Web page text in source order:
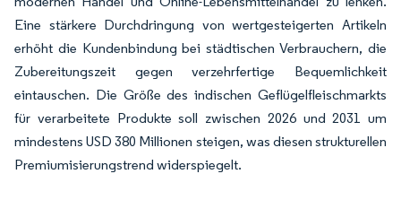
Eine stärkere Durchdringung von wertgesteigerten Artikeln
erhöht die Kundenbindung bei städtischen Verbrauchern, die
Zubereitungszeit gegen verzehrfertige Bequemlichkeit
eintauschen. Die Größe des indischen Geflügelfleischmarkts
für verarbeitete Produkte soll zwischen 2026 und 2031 um
mindestens USD 380 Millionen steigen, was diesen strukturellen
Premiumisierungstrend widerspiegelt.